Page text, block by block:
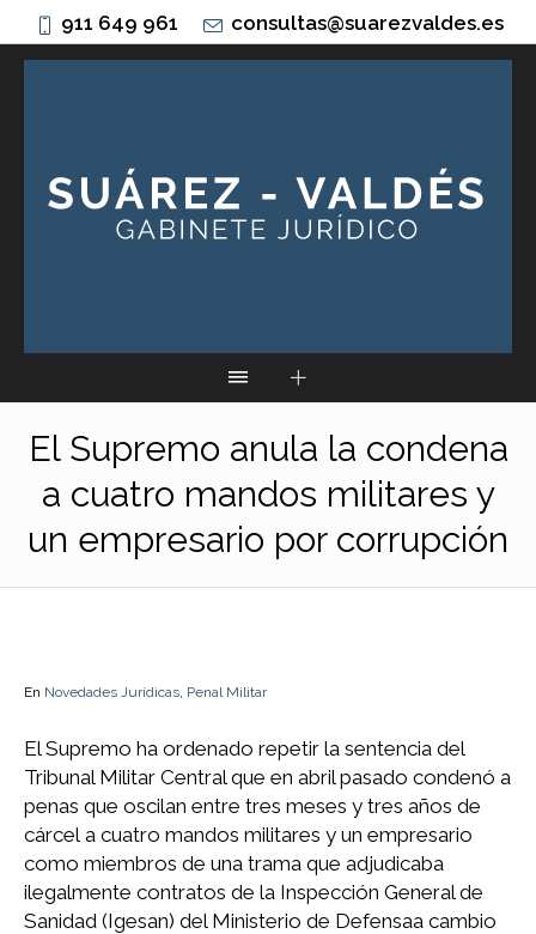
911 649 961 consultas@suarezvaldes.es
El Supremo anula la condena
a cuatro mandos militares y
un empresario por corrupción
En Novedades Jurídicas Penal Militar
El Supremo ha ordenado repetir la sentencia del
Tribunal Militar Central que en abril pasado condenó a
penas que oscilan entre tres meses y tres años de
cárcel a cuatro mandos militares y un empresario
como miembros de una trama que adjudicaba
ilegalmente contratos de la Inspección General de
Sanidad (Igesan) del Ministerio de Defensaa cambio